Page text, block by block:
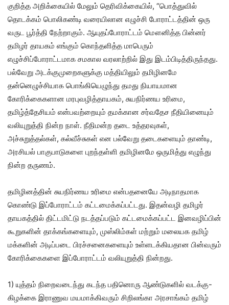
குறித்த அறிக்கையில் மேலும் தெரிவிக்கையில், “பொத்துவில்
தொடக்கம் பொலிகண்டி வரையிலான எழுச்சி போராட்டத்தின் ஒரு
வருட பூர்த்தி நேற்றாகும். ஆயுதப்போராட்டம் மௌனித்த பின்னர்
தமிழர் தாயகம் எங்கும் கொந்தளித்த மாபெரும்
எழுச்சிப்போராட்டமாக சமகால வரலாற்றில் இது இடம்பிடித்திருந்தது.
பல்வேறு அடக்குமுறைகளுக்கு மத்தியிலும் தமிழினமே
தன்னெழுச்சியாக பொங்கியெழுந்து தமது நியாயமான
கோரிக்கைகளான மரபுவழித்தாயகம், சுயநிர்ணய உரிமை,
தமிழ்த்தேசியம் என்பவற்றையும் தமக்கான சர்வதேச நீதியினையும்
வலியுறுத்தி நின்ற நாள். நீதிமன்ற தடை உத்தரவுகள்,
அச்சுறுத்தல்கள், கல்வீச்சுகள் என பல்வேறு தடைகளையும் தாண்டி,
அரசியல் பாகுபாடுகளை புறந்தள்ளி தமிழினமே ஒருமித்து எழுந்து
நின்ற தருணம்.
தமிழினத்தின் சுயநிர்ணய உரிமை என்பதனையே அடிநாதமாக
கொண்டு இப்போராட்டம் கட்டமைக்கப்பட்டது. இதன்வழி தமிழர்
தாயகத்தில் திட்டமிட்டு நடத்தப்படும் கட்டமைக்கப்பட்ட இனவழிப்பின்
கூறுகளின் தாக்கங்களையும், முஸ்லிம்கள் மற்றும் மலையக தமிழ்
மக்களின் அடிப்படை பிரச்சனைகளையும் உள்ளடக்கியதான பின்வரும்
கோரிக்கைகளை இப்போராட்டம் வலியுறுத்தி நின்றது.
1) யுத்தம் நிறைவடைந்து கடந்த பதினொரு ஆண்டுகளில் வடக்கு-
கிழக்கை இராணுவ மயமாக்கிவரும் சிறிலங்கா அரசாங்கம் தமிழ்